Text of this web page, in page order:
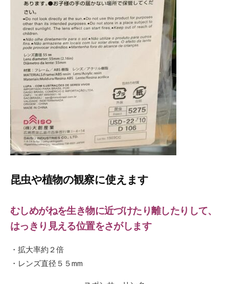
昆虫や植物の観察に使えます
むしめがねを生き物に近づけたり離したりして、
はっきり見える位置をさがします
・拡大率約２倍
・レンズ直径５５mm